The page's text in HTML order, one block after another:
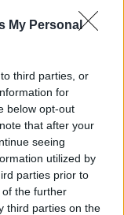
My Personal
third parties, or
for
below opt-out
that after your
seeing
utilized by
parties prior to
the further
third parties on the
késő volt,
és a kocsiban
ajtón, kipattant
hogy ma este
későn egyedül